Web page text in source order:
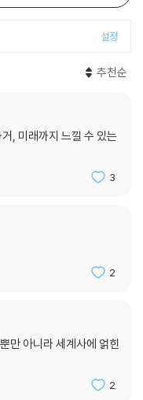
설정
추천순
, 미래까지 느낄 수 있는
3
2
만 아니라 세계사에 얽힌
2